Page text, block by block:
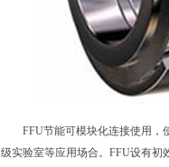
FFU节能可模块化连接使用，
级实验室等应用场合。FFU设有初